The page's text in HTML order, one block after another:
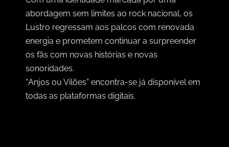
abordagem sem limites ao rock nacional, os
Lustro regressam aos palcos com renovada
energia e prometem continuar a surpreender
os fãs com novas histórias e novas
sonoridades.
“Anjos ou Vilões” encontra-se já disponível em
todas as plataformas digitais.